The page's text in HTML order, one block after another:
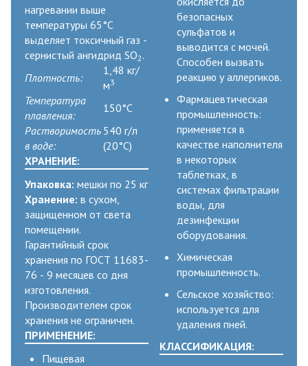
нагревании выше
температуры 65°C
выделяет токсичный газ -
сернистый ангидрид SO2 .
Плотность:
1,48 кг/
м3
Температура
плавления:
150°C
Растворимость
в воде:
540 г/л
(20°C)
ХРАНЕНИЕ:
Упаковка: мешки по 25 кг
Хранение: в сухом,
защищенном от света
помещении.
Гарантийный срок
хранения по ГОСТ 11683-
76 - 9 месяцев со дня
изготовления.
Производителем срок
хранения не ограничен.
ПРИМЕНЕНИЕ:
Пищевая
безопасных
сульфатов и
выводится с мочей.
Способен вызвать
реакцию у аллергиков.
Фармацевтическая
промышленность:
применяется в
качестве наполнителя
в некоторых
таблетках, в
системах фильтрации
воды, для
дезинфекции
оборудования.
Химическая
промышленность.
Сельское хозяйство:
используется для
удаления пней.
КЛАССИФИКАЦИЯ: